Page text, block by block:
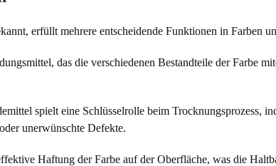
erfüllt mehrere entscheidende Funktionen in Farben
das die verschiedenen Bestandteile der Farbe
spielt eine Schlüsselrolle beim Trocknungsprozess,
unerwünschte Defekte.
Haftung der Farbe auf der Oberfläche, was die